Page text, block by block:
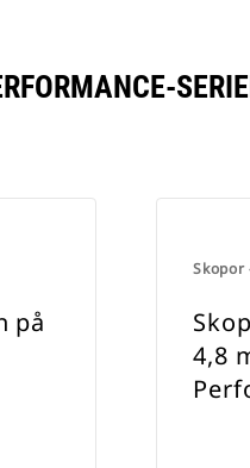
på
Skopor
4,8